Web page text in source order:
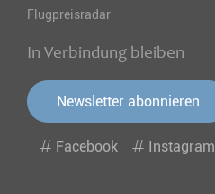
Flugpreisradar
In Verbindung bleiben
Newsletter abonnieren
Facebook Instagram